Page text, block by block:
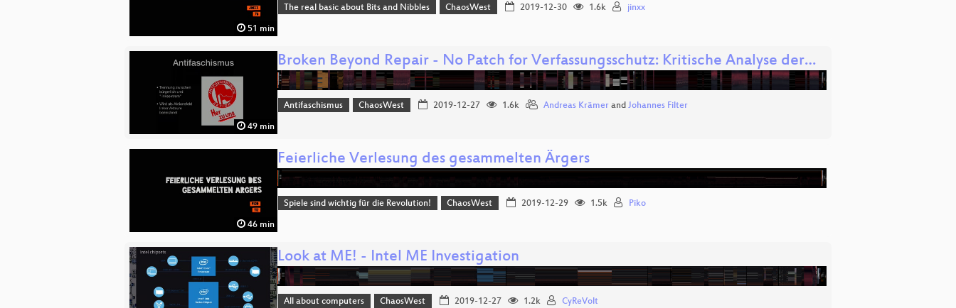
51 min
The real basic about Bits and Nibbles ChaosWest 2019-12-30 1.6k jinxx
49 min
Broken Beyond Repair - No Patch for Verfassungsschutz: Kritische Analyse der…
Antifaschismus ChaosWest 2019-12-27 1.6k Andreas Krämerand Johannes Filter
46 min
Feierliche Verlesung des gesammelten Ärgers
Spiele sind wichtig für die Revolution! ChaosWest 2019-12-29 1.5k Piko
Look at ME! - Intel ME Investigation
All about computers ChaosWest 2019-12-27 1.2k CyReVolt